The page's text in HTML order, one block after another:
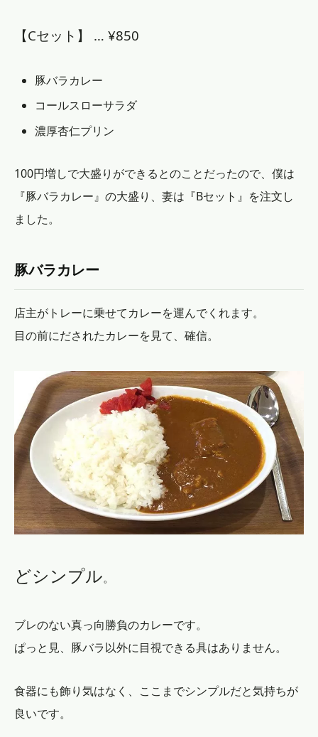
【Cセット】 … ¥850
豚バラカレー
コールスローサラダ
濃厚杏仁プリン
100円増しで大盛りができるとのことだったので、僕は
『豚バラカレー』の大盛り、妻は『Bセット』を注文し
ました。
豚バラカレー
店主がトレーに乗せてカレーを運んでくれます。
目の前にだされたカレーを見て、確信。
どシンプル。
ブレのない真っ向勝負のカレーです。
ぱっと見、豚バラ以外に目視できる具はありません。
食器にも飾り気はなく、ここまでシンプルだと気持ちが
良いです。